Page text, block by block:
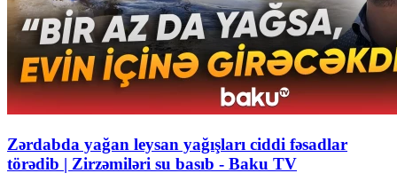
Zərdabda yağan leysan yağışları ciddi fəsadlar
törədib | Zirzəmiləri su basıb - Baku TV